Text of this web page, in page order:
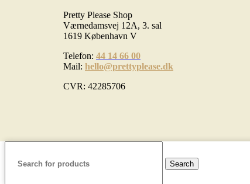
Pretty Please Shop
Værnedamsvej 12A, 3. sal
1619 København V
Telefon: 44 14 66 00
Mail: hello@prettyplease.dk
CVR: 42285706
Search